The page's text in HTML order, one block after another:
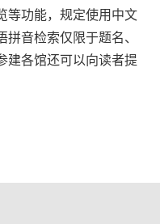
等功能，规定使用中文
音检索仅限于题名、
建各馆还可以向读者提